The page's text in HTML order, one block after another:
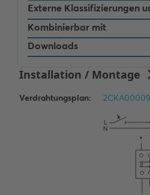
Externe Klassifizierungen
Kombinierbar mit
Downloads